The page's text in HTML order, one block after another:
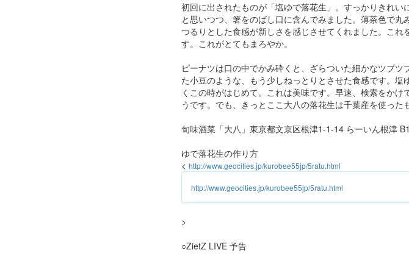
初回に出されたものが「塩ゆで落花生」。すっかりきれ
と思いつつ、箸をのばし口に含んでみました。薄茶色で
つるりとした食感が新しさを感じさせてくれました。こ
す。これがとてもまろやか。
ピーナツは口の中でかみ砕くと、ざらついた細かなツブ
た小豆のような、もう少しねっとりとさせた食感です。
くこの時がはじめて。これは美味です。早速、検索をか
うです。でも、きっとここ大八の落花生は千葉産を使った
旬味酒菜「大八」東京都文京区根津1-1-14 らーいん根津
ゆで落花生の作り方
< http://www.geocities.jp/kurobee55jp/5ratu.html
http://www.geocities.jp/kurobee55jp/5ratu.html
>
○ZietZ LIVE 予告